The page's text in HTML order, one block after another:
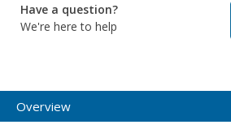
Have a question?
We're here to help
Overview